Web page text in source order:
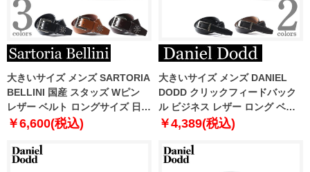
大きいサイズ メンズ SARTORIA
BELLINI 国産 スタッズ Wピン
レザー ベルト ロングサイズ 日本
製 0164546
￥6,600(税込)
大きいサイズ メンズ DANIEL
DODD クリックフィードバック
ル ビジネス レザー ロング ベル
ト ロングサイズ azbl-239002
￥4,389(税込)